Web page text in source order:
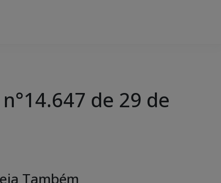
de 29 de
Também